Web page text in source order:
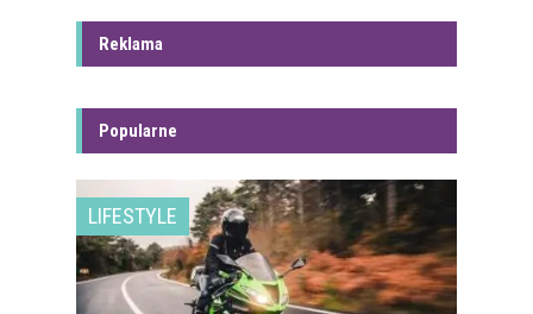
Reklama
Popularne
LIFESTYLE